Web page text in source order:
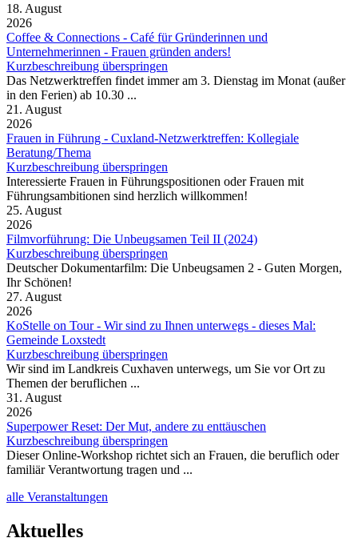
18. August
2026
Coffee & Connections - Café für Gründerinnen und
Unternehmerinnen - Frauen gründen anders!
Kurzbeschreibung überspringen
Das Netzwerktreffen findet immer am 3. Dienstag im Monat (außer
in den Ferien) ab 10.30 ...
21. August
2026
Frauen in Führung - Cuxland-Netzwerktreffen: Kollegiale
Beratung/Thema
Kurzbeschreibung überspringen
Interessierte Frauen in Führungspositionen oder Frauen mit
Führungsambitionen sind herzlich willkommen!
25. August
2026
Filmvorführung: Die Unbeugsamen Teil II (2024)
Kurzbeschreibung überspringen
Deutscher Dokumentarfilm: Die Unbeugsamen 2 - Guten Morgen,
Ihr Schönen!
27. August
2026
KoStelle on Tour - Wir sind zu Ihnen unterwegs - dieses Mal:
Gemeinde Loxstedt
Kurzbeschreibung überspringen
Wir sind im Landkreis Cuxhaven unterwegs, um Sie vor Ort zu
Themen der beruflichen ...
31. August
2026
Superpower Reset: Der Mut, andere zu enttäuschen
Kurzbeschreibung überspringen
Dieser Online-Workshop richtet sich an Frauen, die beruflich oder
familiär Verantwortung tragen und ...
alle Veranstaltungen
Aktuelles